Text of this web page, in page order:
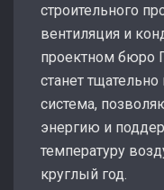
строительного
вентиляция и
проектном бюро
станет тщательно
система,
энергию и
температуру
круглый год.